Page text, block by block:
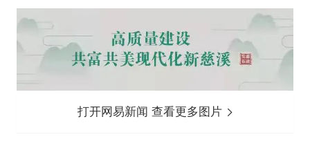
打开网易新闻 查看更多图片